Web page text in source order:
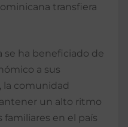
transfiera
se ha beneficiado de
a sus
la comunidad
un alto ritmo
familiares en el país